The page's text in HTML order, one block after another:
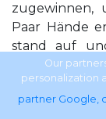
zugewinnen,
Paar Hände
stand auf
Mech-5
pulte —
Our
personalization
partner Google,